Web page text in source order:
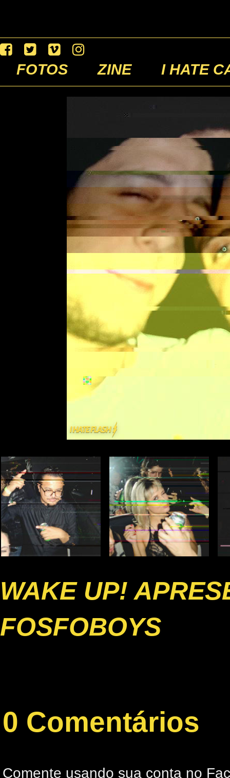
FOTOS ZINE I HATE
WAKE UP!
FOSFOBOYS
0 Comentários
Comente usando sua conta no